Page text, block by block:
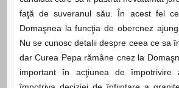
faţă de suveranul său. În acest fel
Domaşnea la funcţia de obercnez
Nu se cunosc detalii despre ceea ce sa
dar Curea Pepa rămâne cnez la
important în acţiunea de împotrivire